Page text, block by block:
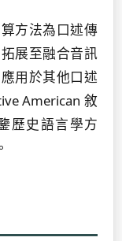
方法為口述傳
展至融合音訊
用於其他口述
American 敘
歷史語言學方